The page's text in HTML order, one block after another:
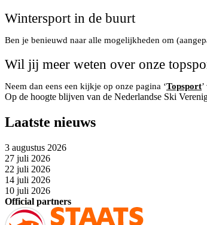
Wintersport in de buurt
Ben je benieuwd naar alle mogelijkheden om
Wil jij meer weten over onze
Neem dan eens een kijkje op onze pagina ‘Topsport
Op de hoogte blijven van de Nederlandse Ski
Laatste nieuws
3 augustus 2026
27 juli 2026
22 juli 2026
14 juli 2026
10 juli 2026
Official partners